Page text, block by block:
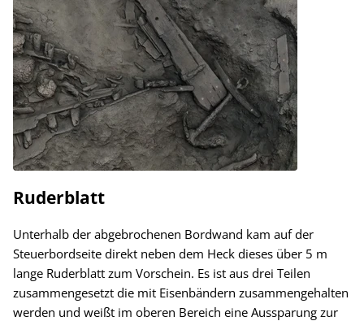
Ruderblatt
Unterhalb der abgebrochenen Bordwand kam auf der
Steuerbordseite direkt neben dem Heck dieses über 5 m
lange Ruderblatt zum Vorschein. Es ist aus drei Teilen
zusammengesetzt die mit Eisenbändern zusammengehalten
werden und weißt im oberen Bereich eine Aussparung zur